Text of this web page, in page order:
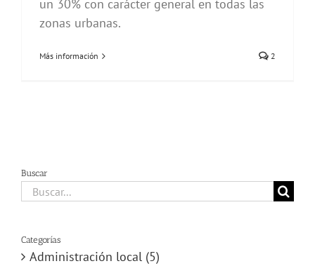
un 30% con carácter general en todas las
zonas urbanas.
Más información 2
Buscar
Buscar:
Categorías
Administración local (5)